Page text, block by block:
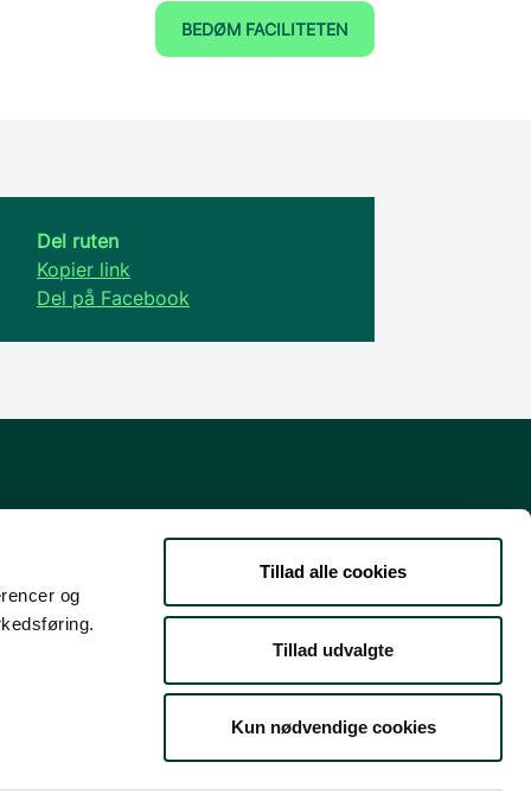
og
Tillad alle cookies
Tillad udvalgte
Kun nødvendige cookies
BEDØM FACILITETEN
Del ruten
Kopier link
Del på Facebook
Støttet af Nordea-fonden